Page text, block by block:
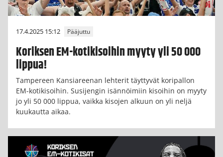
17.4.2025 15:12 Pääjuttu
Koriksen EM-kotikisoihin myyty yli 50 000
lippua!
Tampereen Kansiareenan lehterit täyttyvät koripallon
EM-kotikisoihin. Susijengin isännöimiin kisoihin on myyty
jo yli 50 000 lippua, vaikka kisojen alkuun on yli neljä
kuukautta aikaa.